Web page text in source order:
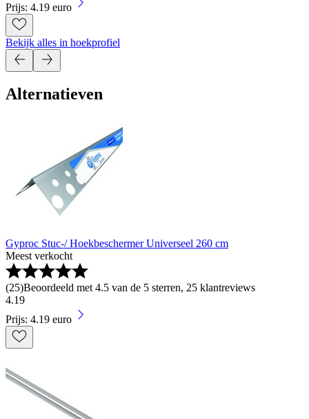
Prijs: 4.19 euro
Bekijk alles in hoekprofiel
Alternatieven
Gyproc Stuc-/ Hoekbeschermer Universeel 260 cm
Meest verkocht
(25)Beoordeeld met 4.5 van de 5 sterren, 25 klantreviews
4.19
Prijs: 4.19 euro